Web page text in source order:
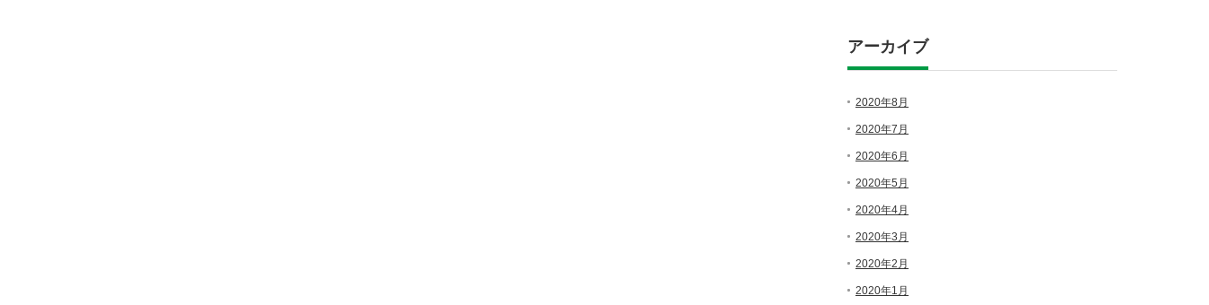
アーカイブ
2020年8月
2020年7月
2020年6月
2020年5月
2020年4月
2020年3月
2020年2月
2020年1月